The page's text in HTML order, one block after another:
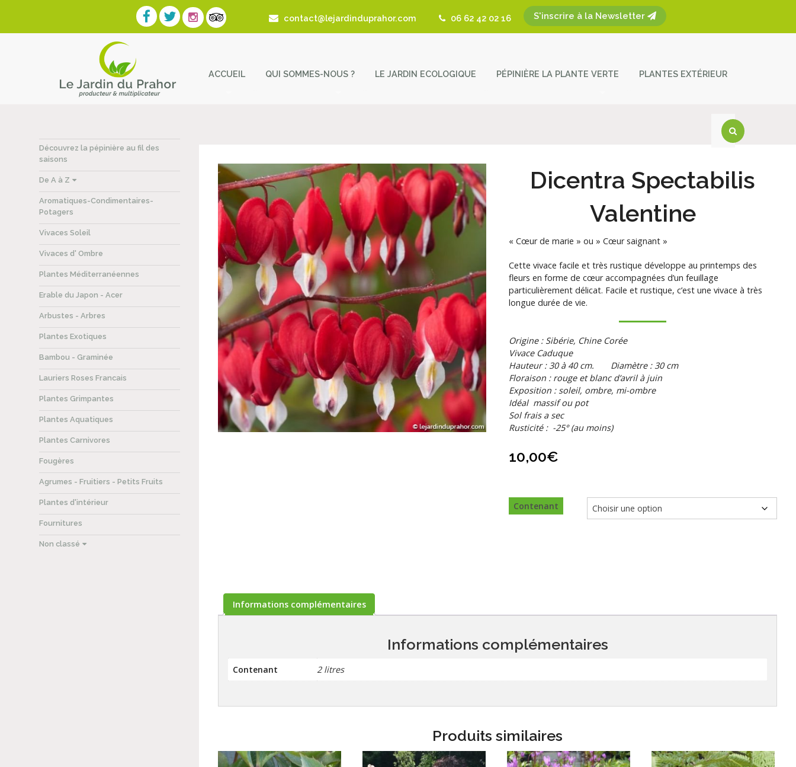
contact@lejardinduprahor.com 06 62 42 02 16 S'inscrire à la Newsletter
ACCUEIL QUI SOMMES-NOUS ?
Actualités
Revue de presse
Coup de Coeur – Liens utiles
LE JARDIN ECOLOGIQUE PÉPINIÈRE LA PLANTE VERTE PLANTES EXTÉRIEUR
Découvrez la pépinière au fil des
saisons
De A à Z
Aromatiques-Condimentaires-
Potagers
Vivaces Soleil
Vivaces d' Ombre
Plantes Méditerranéennes
Erable du Japon - Acer
Arbustes - Arbres
Plantes Exotiques
Bambou - Graminée
Lauriers Roses Francais
Plantes Grimpantes
Plantes Aquatiques
Plantes Carnivores
Fougères
Agrumes - Fruitiers - Petits Fruits
Plantes d'intérieur
Fournitures
Non classé
Dicentra Spectabilis
Valentine
« Cœur de marie » ou » Cœur saignant »
Cette vivace facile et très rustique développe au printemps des
fleurs en forme de cœur accompagnées d’un feuillage
particulièrement délicat. Facile et rustique, c’est une vivace à très
longue durée de vie.
Origine : Sibérie, Chine Corée
Vivace Caduque
Hauteur : 30 à 40 cm. Diamètre : 30 cm
Floraison : rouge et blanc d’avril à juin
Exposition : soleil, ombre, mi-ombre
Idéal massif ou pot
Sol frais a sec
Rusticité : -25° (au moins)
10,00€
Contenant
Informations complémentaires
Informations complémentaires
Contenant 2 litres
Produits similaires